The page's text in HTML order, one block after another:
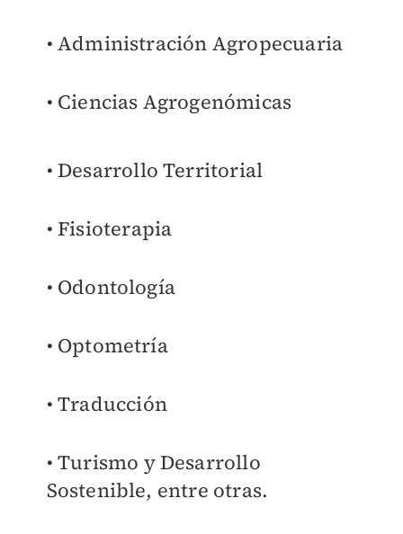
• Administración Agropecuaria
• Ciencias Agrogenómicas
• Desarrollo Territorial
• Fisioterapia
• Odontología
• Optometría
• Traducción
• Turismo y Desarrollo
Sostenible, entre otras.